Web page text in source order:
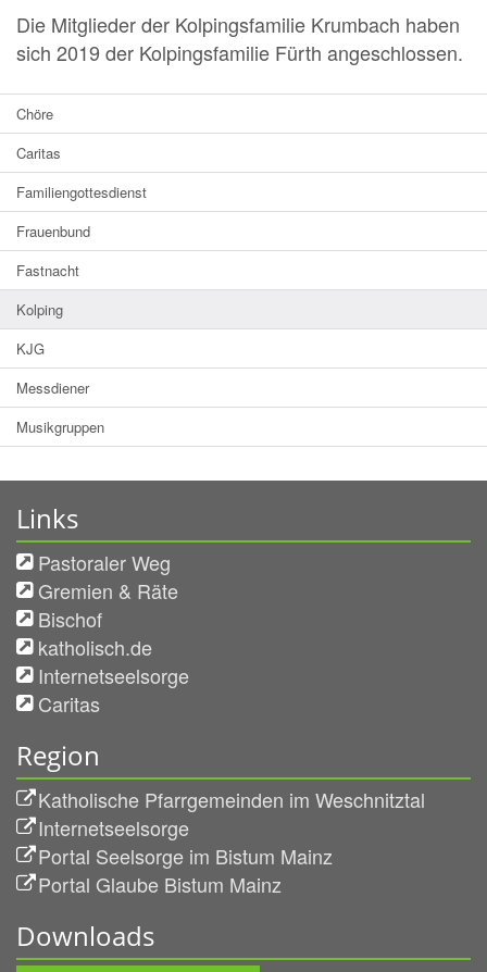
Die Mitglieder der Kolpingsfamilie Krumbach haben
sich 2019 der Kolpingsfamilie Fürth angeschlossen.
Chöre
Caritas
Familiengottesdienst
Frauenbund
Fastnacht
Kolping
KJG
Messdiener
Musikgruppen
Links
Pastoraler Weg
Gremien & Räte
Bischof
katholisch.de
Internetseelsorge
Caritas
Region
Katholische Pfarrgemeinden im Weschnitztal
Internetseelsorge
Portal Seelsorge im Bistum Mainz
Portal Glaube Bistum Mainz
Downloads